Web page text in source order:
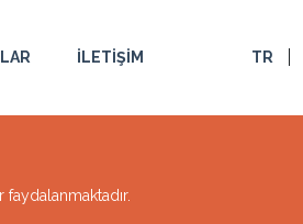
İLETİŞİM TR